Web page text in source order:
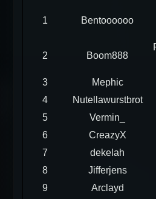
1 Bentoooooo
2 Boom888
3
Mephic
4
Nutellawurstbrot
5
Vermin_
6
CreazyX
7
dekelah
8
Jifferjens
9
Arclayd